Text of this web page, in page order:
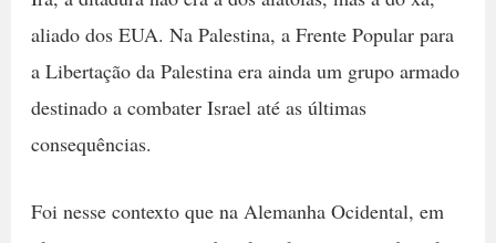
aliado dos EUA. Na Palestina, a Frente Popular para
a Libertação da Palestina era ainda um grupo armado
destinado a combater Israel até as últimas
consequências.
Foi nesse contexto que na Alemanha Ocidental, em